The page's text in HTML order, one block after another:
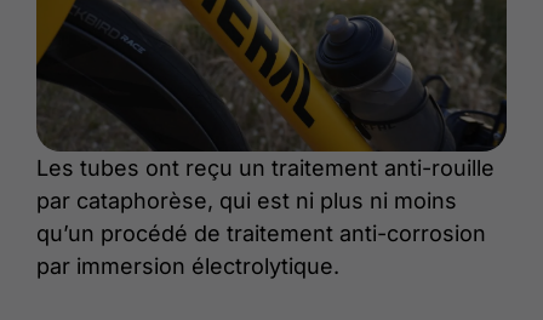
Les tubes ont reçu un traitement anti-rouille
par cataphorèse, qui est ni plus ni moins
qu’un procédé de traitement anti-corrosion
par immersion électrolytique.